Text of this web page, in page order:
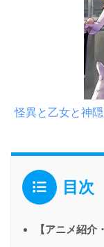
怪異と乙女と神
目次
【アニメ紹介